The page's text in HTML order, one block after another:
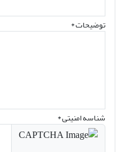
توضیحات *
شناسه امنیتی *